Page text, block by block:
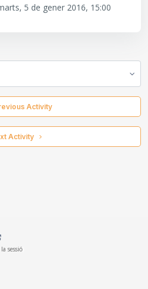
5 de gener 2016, 15:00
Activity
Activity
sessió